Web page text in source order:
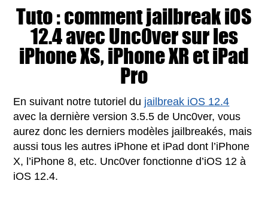
Tuto : comment jailbreak iOS
12.4 avec Unc0ver sur les
iPhone XS, iPhone XR et iPad
Pro
En suivant notre tutoriel du jailbreak iOS 12.4
avec la dernière version 3.5.5 de Unc0ver, vous
aurez donc les derniers modèles jailbreakés, mais
aussi tous les autres iPhone et iPad dont l’iPhone
X, l’iPhone 8, etc. Unc0ver fonctionne d’iOS 12 à
iOS 12.4.